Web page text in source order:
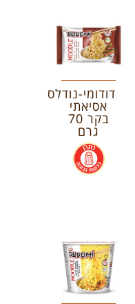
דודומי-נודלס
אסיאתי
בקר 70
גרם
.